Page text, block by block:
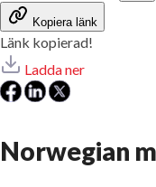
Kopiera länk
Länk kopierad!
Ladda ner
Norwegian